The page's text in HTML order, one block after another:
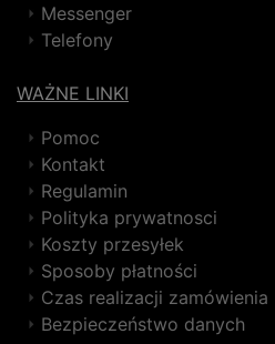
Messenger
Telefony
WAŻNE LINKI
Pomoc
Kontakt
Regulamin
Polityka prywatnosci
Koszty przesyłek
Sposoby płatności
Czas realizacji zamówienia
Bezpieczeństwo danych